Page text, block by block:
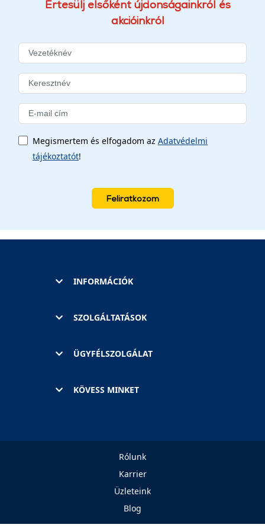
Értesülj elsőként újdonságainkról és
akcióinkról
Megismertem és elfogadom az Adatvédelmi
tájékoztatót!
Feliratkozom
INFORMÁCIÓK
SZOLGÁLTATÁSOK
ÜGYFÉLSZOLGÁLAT
KÖVESS MINKET
Rólunk
Karrier
Üzleteink
Blog